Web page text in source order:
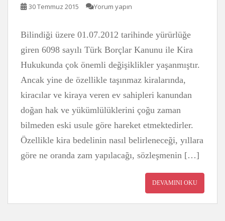
30 Temmuz 2015 Yorum yapın
Bilindiği üzere 01.07.2012 tarihinde yürürlüğe
giren 6098 sayılı Türk Borçlar Kanunu ile Kira
Hukukunda çok önemli değişiklikler yaşanmıştır.
Ancak yine de özellikle taşınmaz kiralarında,
kiracılar ve kiraya veren ev sahipleri kanundan
doğan hak ve yükümlülüklerini çoğu zaman
bilmeden eski usule göre hareket etmektedirler.
Özellikle kira bedelinin nasıl belirleneceği, yıllara
göre ne oranda zam yapılacağı, sözleşmenin […]
DEVAMINI OKU